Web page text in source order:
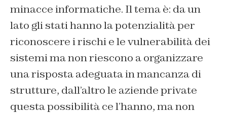
minacce informatiche. Il tema è: da un
lato gli stati hanno la potenzialità per
riconoscere i rischi e le vulnerabilità dei
sistemi ma non riescono a organizzare
una risposta adeguata in mancanza di
strutture, dall’altro le aziende private
questa possibilità ce l’hanno, ma non